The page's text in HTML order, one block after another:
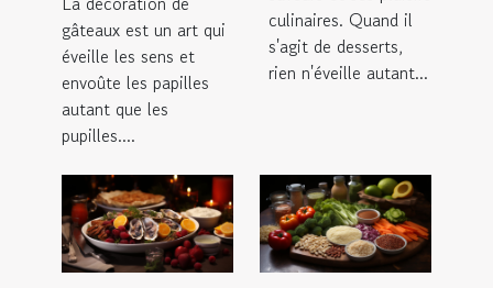
impressionner
gâteaux est un art qui
éveille les sens et
envoûte les papilles
autant que les
pupilles....
cotta aux
fruits frais
culinaires. Quand il
s'agit de desserts,
rien n'éveille autant...